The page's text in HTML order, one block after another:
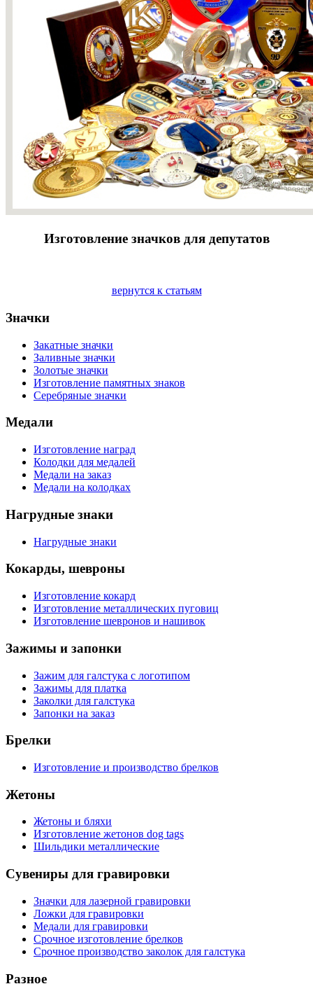
Изготовление значков для депутатов
вернутся к статьям
Значки
Закатные значки
Заливные значки
Золотые значки
Изготовление памятных знаков
Серебряные значки
Медали
Изготовление наград
Колодки для медалей
Медали на заказ
Медали на колодках
Нагрудные знаки
Нагрудные знаки
Кокарды, шевроны
Изготовление кокард
Изготовление металлических пуговиц
Изготовление шевронов и нашивок
Зажимы и запонки
Зажим для галстука с логотипом
Зажимы для платка
Заколки для галстука
Запонки на заказ
Брелки
Изготовление и производство брелков
Жетоны
Жетоны и бляхи
Изготовление жетонов dog tags
Шильдики металлические
Сувениры для гравировки
Значки для лазерной гравировки
Ложки для гравировки
Медали для гравировки
Срочное изготовление брелков
Срочное производство заколок для галстука
Разное